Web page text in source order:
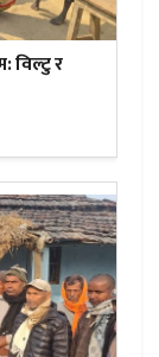
विल्टु र